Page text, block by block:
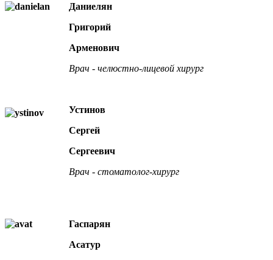
Даниелян
Григорий
Арменович
Врач - челюстно-лицевой хирург
Устинов
Сергей
Сергеевич
Врач - стоматолог-хирург
Гаспарян
Асатур